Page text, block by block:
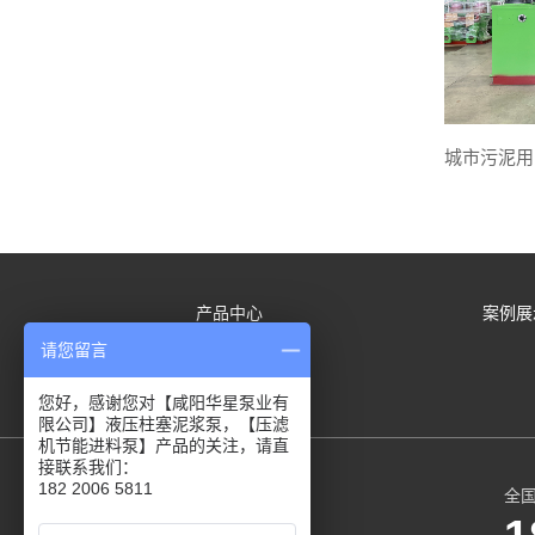
产品中心 案例
联系方式
全
请您留言
您好，感谢您对【咸阳华星泵业有
限公司】液压柱塞泥浆泵，【压滤
机节能进料泵】产品的关注，请直
接联系我们：
182 2006 5811